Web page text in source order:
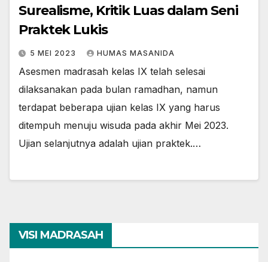
Surealisme, Kritik Luas dalam Seni
Praktek Lukis
5 MEI 2023 HUMAS MASANIDA
Asesmen madrasah kelas IX telah selesai
dilaksanakan pada bulan ramadhan, namun
terdapat beberapa ujian kelas IX yang harus
ditempuh menuju wisuda pada akhir Mei 2023.
Ujian selanjutnya adalah ujian praktek.…
VISI MADRASAH